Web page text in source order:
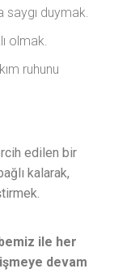
saygı duymak.
olmak.
ruhunu
edilen bir
kalarak,
ile her
devam